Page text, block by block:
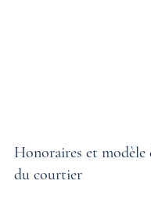
Honoraires et modèle
du courtier